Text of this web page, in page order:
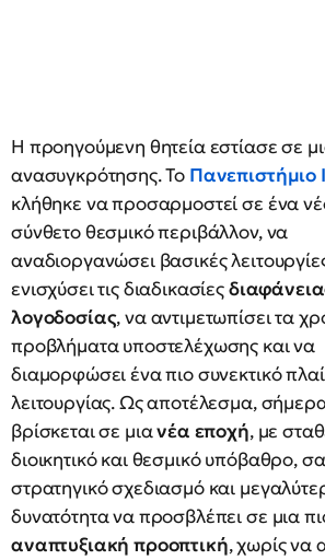
Η προηγούμενη θητεία εστίασε σε
ανασυγκρότησης. Το Πανεπιστήμιο
κλήθηκε να προσαρμοστεί σε ένα
σύνθετο θεσμικό περιβάλλον, να
αναδιοργανώσει βασικές
ενισχύσει τις διαδικασίες
λογοδοσίας, να αντιμετωπίσει τα
προβλήματα υποστελέχωσης και να
διαμορφώσει ένα πιο συνεκτικό
λειτουργίας. Ως αποτέλεσμα,
βρίσκεται σε μιανέα εποχή, με
διοικητικό και θεσμικό υπόβαθρο,
στρατηγικό σχεδιασμό και
δυνατότητα να προσβλέπει σε μια
αναπτυξιακή προοπτική, χωρίς να